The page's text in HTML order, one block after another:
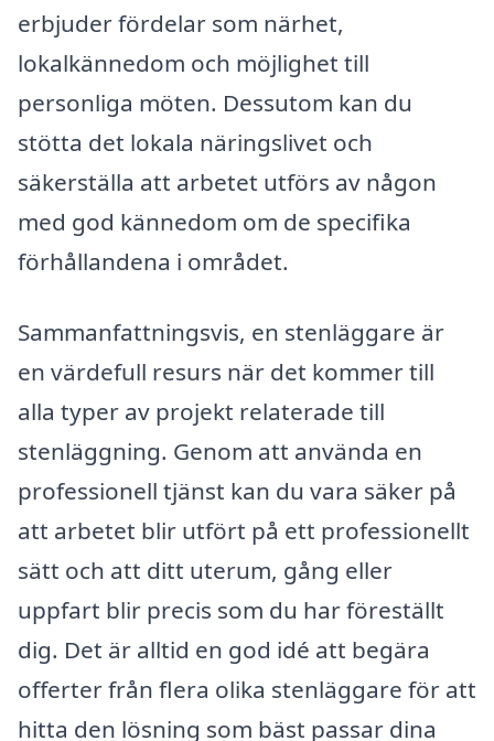
erbjuder fördelar som närhet,
lokalkännedom och möjlighet till
personliga möten. Dessutom kan du
stötta det lokala näringslivet och
säkerställa att arbetet utförs av någon
med god kännedom om de specifika
förhållandena i området.
Sammanfattningsvis, en stenläggare är
en värdefull resurs när det kommer till
alla typer av projekt relaterade till
stenläggning. Genom att använda en
professionell tjänst kan du vara säker på
att arbetet blir utfört på ett professionellt
sätt och att ditt uterum, gång eller
uppfart blir precis som du har föreställt
dig. Det är alltid en god idé att begära
offerter från flera olika stenläggare för att
hitta den lösning som bäst passar dina